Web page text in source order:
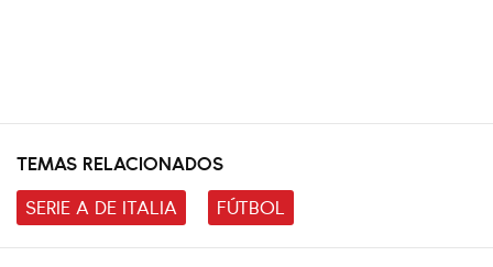
TEMAS RELACIONADOS
SERIE A DE ITALIA
FÚTBOL